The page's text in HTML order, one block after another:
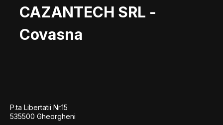
CAZANTECH SRL -
Covasna
P.ta Libertatii Nr.15
535500 Gheorgheni